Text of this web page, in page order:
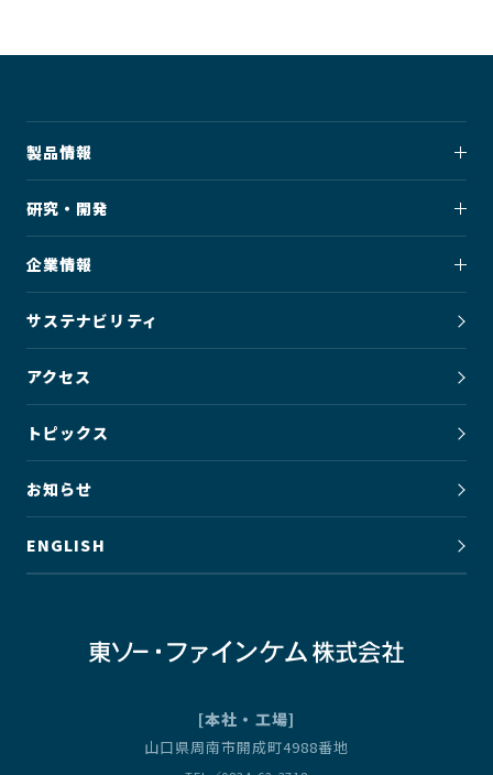
[本社・工場]
山口県周南市開成町4988番地
製品情報
研究・開発
企業情報
サステナビリティ
アクセス
トピックス
お知らせ
ENGLISH